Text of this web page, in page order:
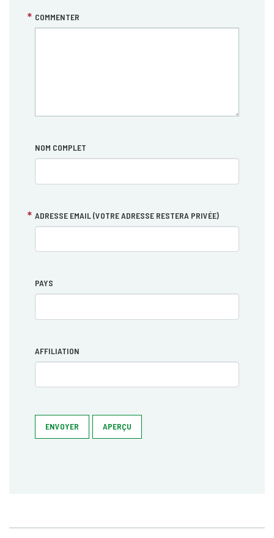
COMMENTER
NOM COMPLET
ADRESSE EMAIL (VOTRE ADRESSE RESTERA PRIVÉE)
PAYS
AFFILIATION
ENVOYER APERÇU